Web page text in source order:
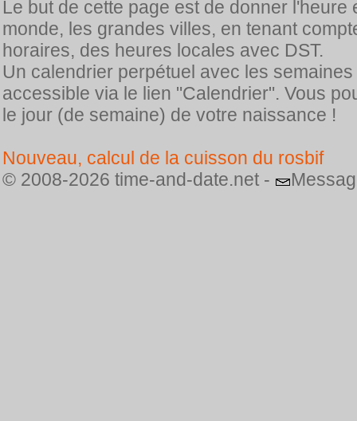
Le but de cette page est de donner
monde, les grandes villes, en tenant
horaires, des heures locales avec DST.
Un calendrier perpétuel avec les
accessible via le lien "Calendrier". Vous
le jour (de semaine) de votre naissance !
Nouveau, calcul de la cuisson du rosbif
© 2008-2026 time-and-date.net -